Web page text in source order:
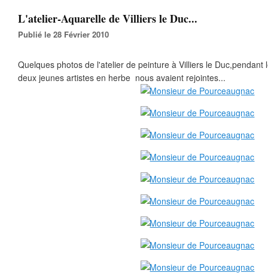
L'atelier-Aquarelle de Villiers le Duc...
Publié le 28 Février 2010
Quelques photos de l'atelier de peinture à Villiers le Duc,pendant
deux jeunes artistes en herbe nous avaient rejointes...